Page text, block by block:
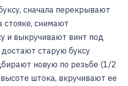
сначала перекрывают
стояке, снимают
и выкручивают винт под
старую буксу
новую по резьбе (1/2
штока, вкручивают ее